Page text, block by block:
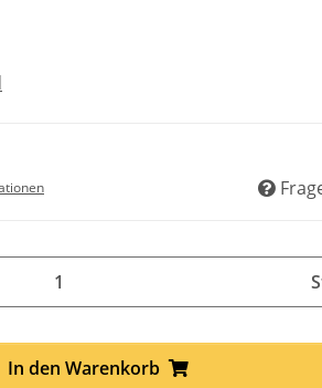
In den Warenkorb